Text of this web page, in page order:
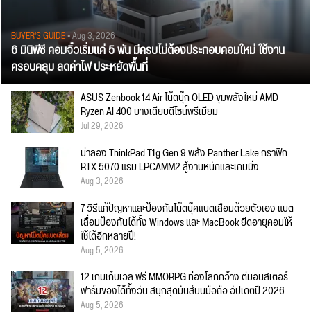
BUYER'S GUIDE• Aug 3, 2026
6 มินิพีซี คอมจิ๋วเริ่มแค่ 5 พัน มีครบไม่ต้องประกอบคอมใหม่ ใช้งาน
ครอบคลุม ลดค่าไฟ ประหยัดพื้นที่
ASUS Zenbook 14 Air โน้ตบุ๊ก OLED ขุมพลังใหม่ AMD
Ryzen AI 400 บางเฉียบดีไซน์พรีเมียม
Jul 29, 2026
น่าลอง ThinkPad T1g Gen 9 พลัง Panther Lake กราฟิก
RTX 5070 แรม LPCAMM2 สู้งานหนักและเกมมิ่ง
Aug 3, 2026
7 วิธีแก้ปัญหาและป้องกันโน๊ตบุ๊คแบตเสื่อมด้วยตัวเอง แบต
เสื่อมป้องกันได้ทั้ง Windows และ MacBook ยืดอายุคอมให้
ใช้ได้อีกหลายปี!
Aug 5, 2026
12 เกมเก็บเวล ฟรี MMORPG ท่องโลกกว้าง ตีมอนสเตอร์
ฟาร์มของได้ทั้งวัน สนุกสุดมันส์บนมือถือ อัปเดตปี 2026
Aug 5, 2026